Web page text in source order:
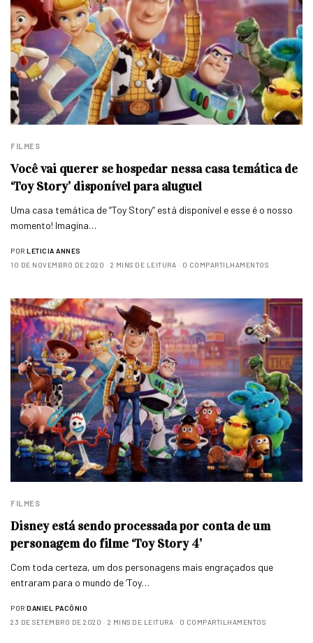
FILMES
Você vai querer se hospedar nessa casa temática de
‘Toy Story’ disponível para aluguel
Uma casa temática de “Toy Story” está disponível e esse é o nosso
momento! Imagina…
POR LETICIA ANNES
10 DE NOVEMBRO DE 2020
2 MINS DE LEITURA 0 COMPARTILHAMENTOS
FILMES
Disney está sendo processada por conta de um
personagem do filme ‘Toy Story 4’
Com toda certeza, um dos personagens mais engraçados que
entraram para o mundo de ‘Toy…
POR DANIEL PACÔNIO
23 DE SETEMBRO DE 2020
2 MINS DE LEITURA 0 COMPARTILHAMENTOS